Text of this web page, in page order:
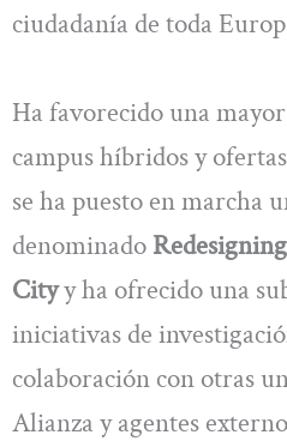
ciudadanía de toda
Ha favorecido una
campus híbridos y
se ha puesto en marcha
denominado
Cityy ha ofrecido una
iniciativas de
colaboración con otras
Alianza y agentes